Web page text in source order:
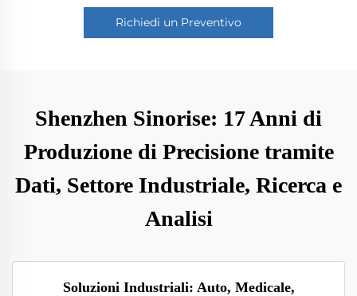
Richiedi un Preventivo
Shenzhen Sinorise: 17 Anni di
Produzione di Precisione tramite
Dati, Settore Industriale, Ricerca e
Analisi
Soluzioni Industriali: Auto, Medicale,